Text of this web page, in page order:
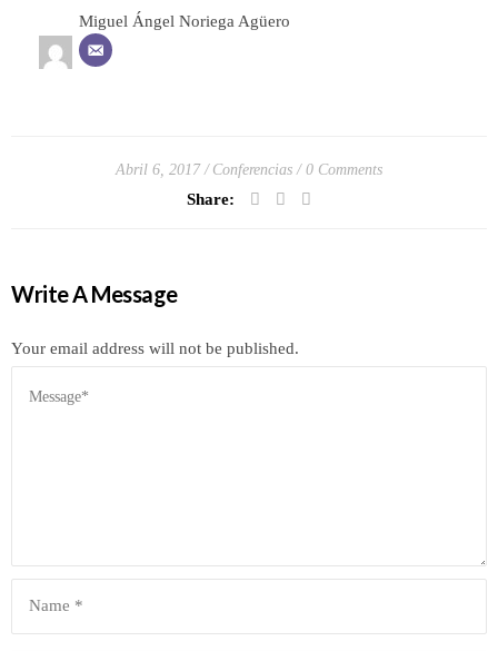
Miguel Ángel Noriega Agüero
Abril 6, 2017 Conferencias 0 Comments
Share:
Write A Message
Your email address will not be published.